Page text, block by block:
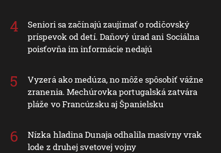
Seniori sa začínajú zaujímať o rodičovský
príspevok od detí. Daňový úrad ani Sociálna
poisťovňa im informácie nedajú
Vyzerá ako medúza, no môže spôsobiť vážne
zranenia. Mechúrovka portugalská zatvára
pláže vo Francúzsku aj Španielsku
Nízka hladina Dunaja odhalila masívny vrak
lode z druhej svetovej vojny